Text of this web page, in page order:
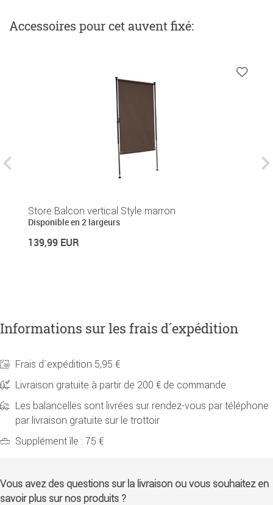
Accessoires pour cet auvent fixé:
Store Balcon vertical Style marron
Disponible en 2 largeurs
139,99 EUR
Informations sur les frais d´expédition
Frais d´expédition 5,95 €
Livraison gratuite à partir de 200 € de commande
Les balancelles sont livrées sur rendez-vous par téléphone
par livraison gratuite sur le trottoir
Supplément île : 75 €
Vous avez des questions sur la livraison ou vous souhaitez en
savoir plus sur nos produits ?